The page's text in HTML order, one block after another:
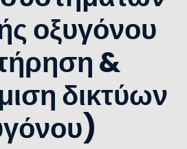
οξυγόνου
&
δικτύων